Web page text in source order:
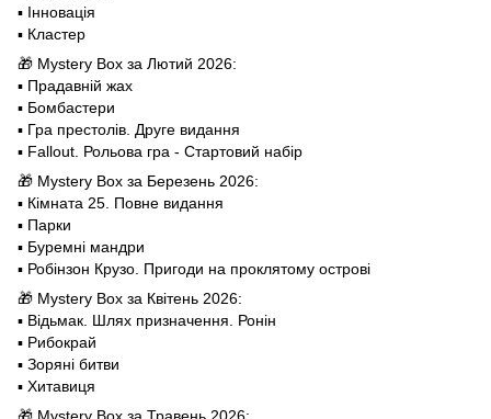
▪️ Інновація
▪️ Кластер
🎁 Mystery Box за Лютий 2026:
▪️ Прадавній жах
▪️ Бомбастери
▪️ Гра престолів. Друге видання
▪️ Fallout. Рольова гра - Стартовий набір
🎁 Mystery Box за Березень 2026:
▪️ Кімната 25. Повне видання
▪️ Парки
▪️ Буремні мандри
▪️ Робінзон Крузо. Пригоди на проклятому острові
🎁 Mystery Box за Квітень 2026:
▪️ Відьмак. Шлях призначення. Ронін
▪️ Рибокрай
▪️ Зоряні битви
▪️ Хитавиця